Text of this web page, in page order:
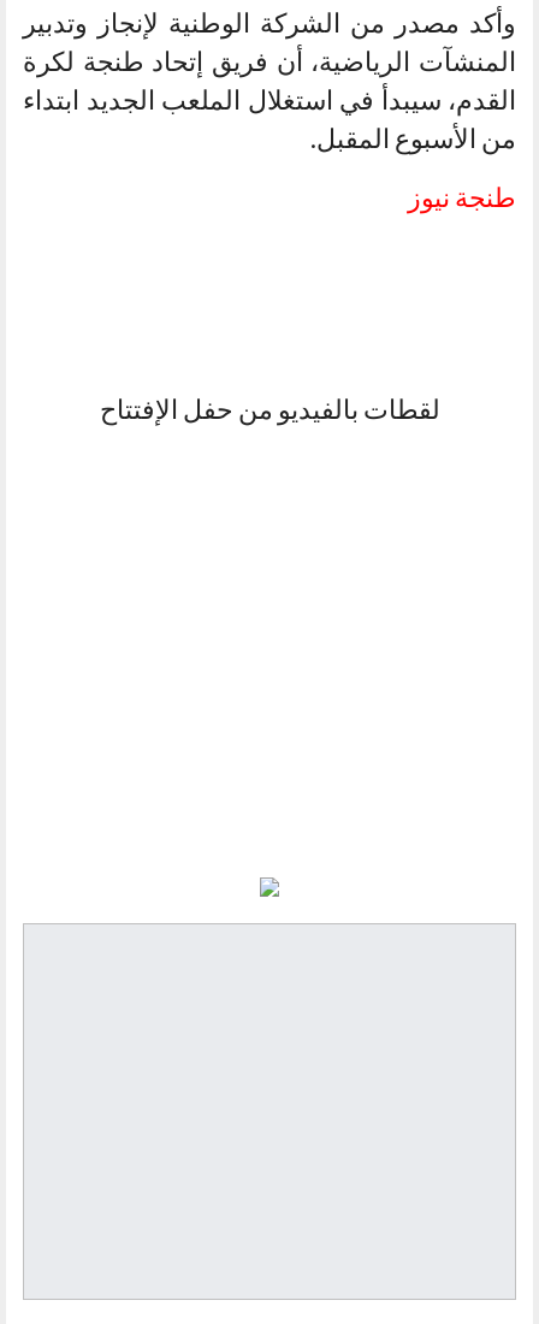
وأكد مصدر من الشركة الوطنية لإنجاز وتدبير
المنشآت الرياضية، أن فريق إتحاد طنجة لكرة
القدم، سيبدأ في استغلال الملعب الجديد ابتداء
من الأسبوع المقبل.
طنجة نيوز
لقطات بالفيديو من حفل الإفتتاح